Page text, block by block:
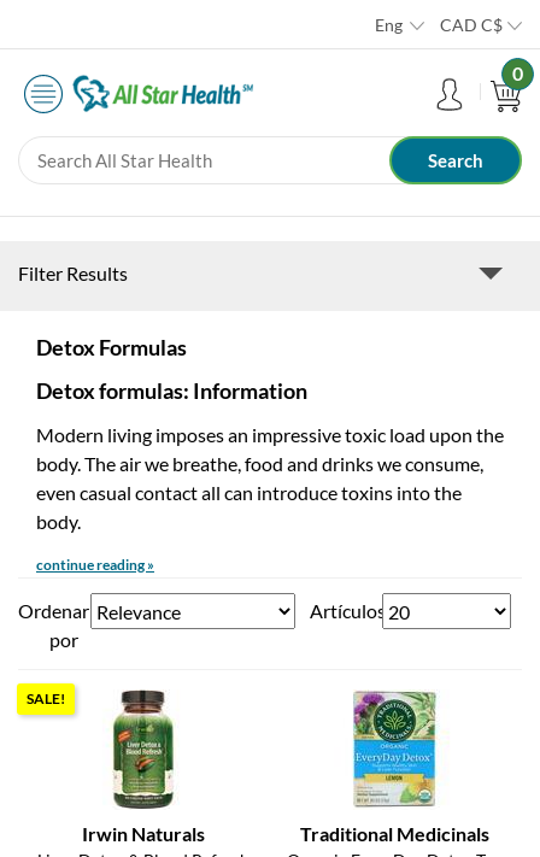
Eng CAD C$
0
Filter Results
Detox Formulas
Detox formulas: Information
Modern living imposes an impressive toxic load upon the
body. The air we breathe, food and drinks we consume,
even casual contact all can introduce toxins into the
body.
continue reading »
Ordenar
por
Artículos
SALE!
Irwin Naturals Traditional Medicinals